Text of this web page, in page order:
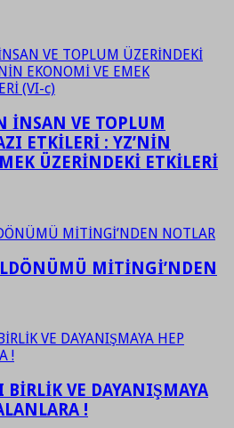
İNSAN VE TOPLUM
ETKİLERİ : YZ’NİN
ÜZERİNDEKİ ETKİLERİ
MİTİNGİ’NDEN
BİRLİK VE DAYANIŞMAYA
!